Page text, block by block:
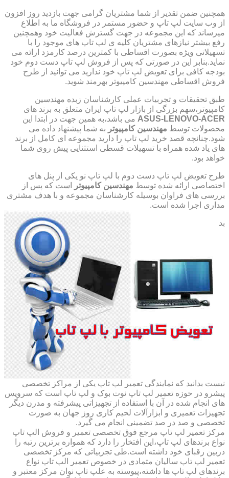
همچنین ضمن تقدیر از شما مشتریان گرامی جهت بازدید روز افزون
از وب سایت لپ تاپ و حضور مستمر در فروشگاه ما به اطلاع
میرساند که این مجموعه در جهت گسترش فعالیت خود وهمچنین
رفع بیشتر نیازهای مشتریان کلیه ی لپ تاپ های موجود را با
تسهیلاتی ویژه بصورت اقساطی با کمترین درصد کارمزد ارائه می
نماید.بنابر این در صورتی که پس از فروش لپ تاپ دست دوم خود
بودجه کافی برای تعویض لپ تاپ خود ندارید می توانید از طرح
فروش اقساطی مهندسین کامپیوتر بهرمند شوید.
طبق تحقیقات و تجربیات عملی کارشناسان زبده مهندسین
کامپیوتر،سهم بزرگی از بازار لپ تاپ ایران متعلق به برند های
ASUS-LENOVO-ACER می باشد،به همین جهت در ابتدا این
محصولات توسط مهندسین کامپیوتر به شما پیشنهاد داده می
شود.چنانچه قصد خرید لپ تاپ را دارید مجموعه ای کامل از برند
های یاد شده همراه با تسهیلات قسطی استثنایی پیش روی شما
خواهد بود.
طرح تعویض لپ تاپ دست دوم با لپ تاپ نو یکی از پنل های
اختصاصی ارائه شده توسط مهندسین کامپیوتر
است که پس از
بررسی های فراوان بوسیله کارشناسان مجموعه و با هدف مشتری
مداری اجرا شده است.
بد
نیست بدانید که نمایندگی تعمیر لپ تاپ یکی از مراکز تخصصی
پیشرو در حوزه تعمیر لپ تاپ نوت بوک و لپ تاپ است که سرویس
های انجام شده در آن با استفاده از تجهیزاتی پیشرفته و مدرن دیگر
تجهیزات تعمیری و ابزارآلات لحیم کاری روز جهان به صورت
تخصصی و صد در صد تضمینی انجام می گیرد.
مرکز تعمیر لپ تاپ مرجع فوق تخصصی تعمیر و فروش الپ تاپ
نواع برندهای لپ تاپ،این افتخار را دارد که همواره برترین رتبه را
دربین رقبای خود داشته است.طی تجربیاتی که مرکز تخصصی
تعمیر لپ تاپ سالیان متمادی در خصوص تعمیر الپ تاپ نواع
برندهای لپ تاپ ها داشته،پیوسته به علپ تاپ نوان مرکز معتبر و